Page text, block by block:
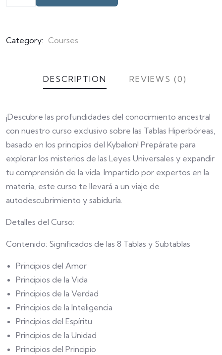
Category: Courses
DESCRIPTION REVIEWS (0)
¡Descubre las profundidades del conocimiento ancestral
con nuestro curso exclusivo sobre las Tablas Hiperbóreas,
basado en los principios del Kybalion! Prepárate para
explorar los misterios de las Leyes Universales y expandir
tu comprensión de la vida. Impartido por expertos en la
materia, este curso te llevará a un viaje de
autodescubrimiento y sabiduría.
Detalles del Curso:
Contenido: Significados de las 8 Tablas y Subtablas
Principios del Amor
Principios de la Vida
Principios de la Verdad
Principios de la Inteligencia
Principios del Espíritu
Principios de la Unidad
Principios del Principio